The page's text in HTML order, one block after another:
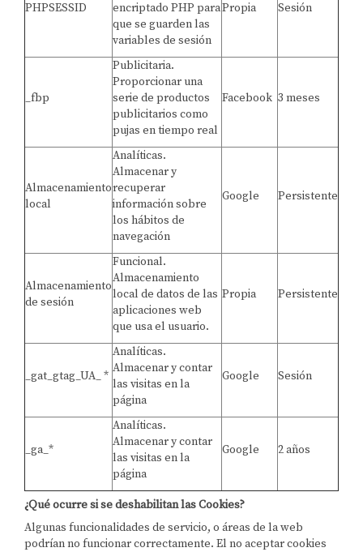
PHPSESSID
encriptado PHP para
que se guarden las
variables de sesión
Propia Sesión
_fbp
Publicitaria.
Proporcionar una
serie de productos
publicitarios como
pujas en tiempo real
Facebook 3 meses
Almacenamiento
local
Analíticas.
Almacenar y
recuperar
información sobre
los hábitos de
navegación
Google Persistente
Almacenamiento
de sesión
Funcional.
Almacenamiento
local de datos de las
aplicaciones web
que usa el usuario.
Propia Persistente
_gat_gtag_UA_ *
Analíticas.
Almacenar y contar
las visitas en la
página
Google Sesión
_ga_*
Analíticas.
Almacenar y contar
las visitas en la
página
Google 2 años
¿Qué ocurre si se deshabilitan las Cookies?
Algunas funcionalidades de servicio, o áreas de la web
podrían no funcionar correctamente. El no aceptar cookies